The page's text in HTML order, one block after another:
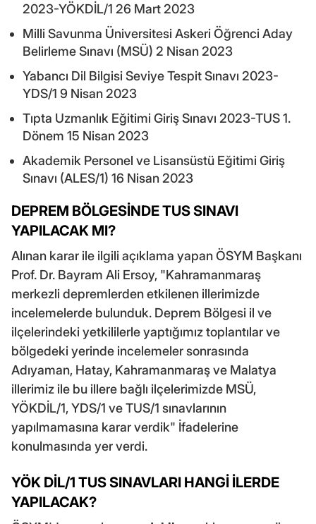
2023-YÖKDİL/1 26 Mart 2023
Milli Savunma Üniversitesi Askeri Öğrenci Aday
Belirleme Sınavı (MSÜ) 2 Nisan 2023
Yabancı Dil Bilgisi Seviye Tespit Sınavı 2023-
YDS/1 9 Nisan 2023
Tıpta Uzmanlık Eğitimi Giriş Sınavı 2023-TUS 1.
Dönem 15 Nisan 2023
Akademik Personel ve Lisansüstü Eğitimi Giriş
Sınavı (ALES/1) 16 Nisan 2023
DEPREM BÖLGESİNDE TUS SINAVI
YAPILACAK MI?
Alınan karar ile ilgili açıklama yapan ÖSYM Başkanı
Prof. Dr. Bayram Ali Ersoy, "Kahramanmaraş
merkezli depremlerden etkilenen illerimizde
incelemelerde bulunduk. Deprem Bölgesi il ve
ilçelerindeki yetkililerle yaptığımız toplantılar ve
bölgedeki yerinde incelemeler sonrasında
Adıyaman, Hatay, Kahramanmaraş ve Malatya
illerimiz ile bu illere bağlı ilçelerimizde MSÜ,
YÖKDİL/1, YDS/1 ve TUS/1 sınavlarının
yapılmamasına karar verdik" İfadelerine
konulmasında yer verdi.
YÖK DİL/1 TUS SINAVLARI HANGİ İLERDE
YAPILACAK?